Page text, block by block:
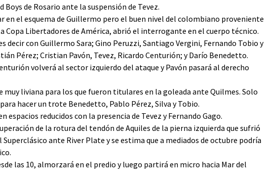
de Rosario ante la suspensión de Tevez.
en el esquema de Guillermo pero el buen nivel del colombiano proveniente
Copa Libertadores de América, abrió el interrogante en el cuerpo técnico.
decir con Guillermo Sara; Gino Peruzzi, Santiago Vergini, Fernando Tobio y
Pérez; Cristian Pavón, Tevez, Ricardo Centurión; y Darío Benedetto.
volverá al sector izquierdo del ataque y Pavón pasará al derecho
muy liviana para los que fueron titulares en la goleada ante Quilmes. Solo
hacer un trote Benedetto, Pablo Pérez, Silva y Tobio.
reducidos con la presencia de Tevez y Fernando Gago.
de la rotura del tendón de Aquiles de la pierna izquierda que sufrió
ante River Plate y se estima que a mediados de octubre podría
las 10, almorzará en el predio y luego partirá en micro hacia Mar del